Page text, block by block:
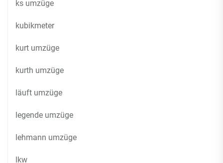
ks umzüge
kubikmeter
kurt umzüge
kurth umzüge
läuft umzüge
legende umzüge
lehmann umzüge
lkw